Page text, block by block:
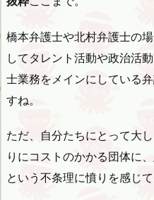
橋本弁護士や北村弁護士の
してタレント活動や政治活
士業務をメインにしている
すね。
ただ、自分たちにとって大
りにコストのかかる団体に、
という不条理に憤りを感じ